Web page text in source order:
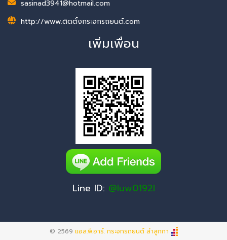
sasinad3941@hotmail.com
http://www.ติดตั้งกระจกรถยนต์.com
เพิ่มเพื่อน
Line ID: @luw0192l
© 2569 แอล.พี.อาร์. กระจกรถยนต์ ลำลูกกา